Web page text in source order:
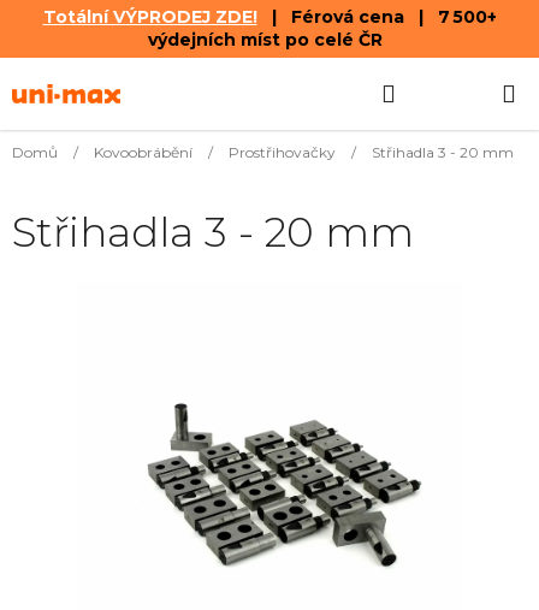
Totální VÝPRODEJ ZDE!| Férová cena | 7 500+
výdejních míst po celé ČR
na
KOŠÍK
Domů / Kovoobrábění / Prostřihovačky / Střihadla 3 - 20 mm
Střihadla 3 - 20 mm